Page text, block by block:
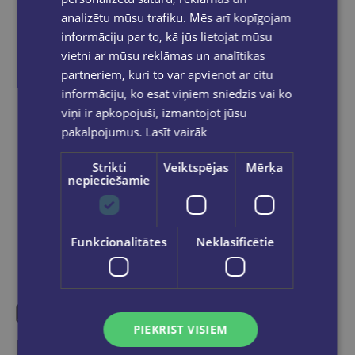
Bezmaksas piegāde
uz OMNIVA
pakomātiem Latvijāpasūtījumiem no €40.00.
Bezmaksas piegāde jebkurā GLOBUSS
grāmatnīcā 1-5 darba dienu laikā, kad
pasūtījums būs gatavs saņemšanai, saņemsi
e-pastu un/ vai SMS.
Dalies sociālajos tīklos:
Līdzīgas preces
analizētu mūsu trafiku. Mēs arī kopīgojam
informāciju par to, kā jūs lietojat mūsu
vietni ar mūsu reklāmas un analītikas
partneriem, kuri to var apvienot ar citu
informāciju, ko esat viņiem sniedzis vai ko
viņi ir apkopojuši, izmantojot jūsu
pakalpojumus. Lasīt vairāk
Strikti
nepieciešamie
Veiktspējas Mērķa
Funkcionalitātes Neklasificētie
PIEKRIST VISIEM